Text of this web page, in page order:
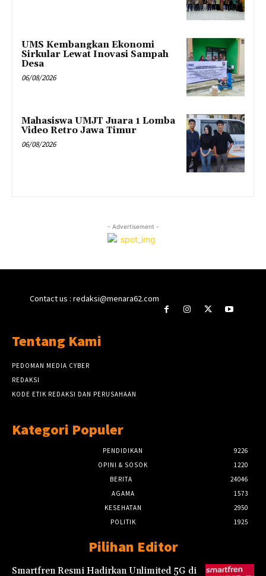
UMS Kembangkan Ekonomi
Sirkular Lewat Inovasi Sampah
Desa
06/08/2026
Mahasiswa UMJT Juara 1 Lomba
Video Retro Jawa Timur
06/08/2026
- Advertisement -
Contact us : redaksi@menara62.com
Tentang Kami
PEDOMAN MEDIA CYBER
REDAKSI
KODE ETIK REDAKSI DAN PERUSAHAAN
Kategori Populer
PENDIDIKAN
9226
OPINI & SOSOK
1220
BERITA
24046
AGAMA
1573
KESEHATAN
2950
POLITIK
1925
Pilihan Editor
Smartfren Resmi Hadirkan Unlimited 5G di